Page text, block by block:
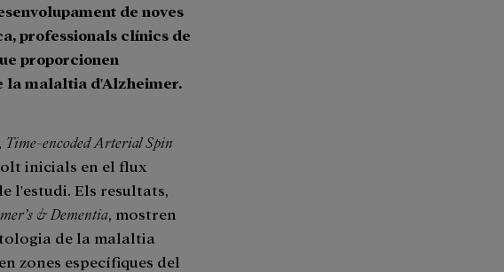
de noves
professionals clínics de
proporcionen
la malaltia d'Alzheimer.
Time-encoded Arterial Spin
inicials en el flux
l'estudi. Els resultats,
& Dementia, mostren
de la malaltia
zones específiques del